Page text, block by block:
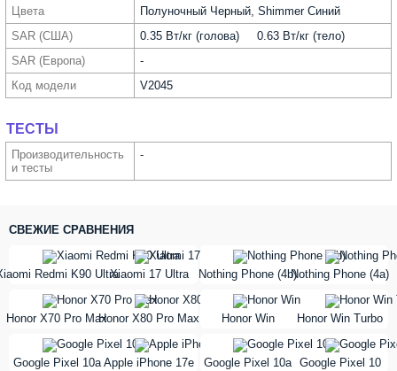
Цвета
Полуночный Черный, Shimmer Синий
SAR (США)
0.35 Вт/кг (голова) 0.63 Вт/кг (тело)
SAR (Европа)
-
Код модели
V2045
ТЕСТЫ
Производи­тельность
и тесты
-
СВЕЖИЕ СРАВНЕНИЯ
Redmi K90 Ultra
vs
Xiaomi 17 Ultra
Nothing Phone (4b)
vs
Nothing Phone (4a)
Honor X70 Pro Max
vs
Honor X80 Pro Max
Honor Win
vs
Honor Win Turbo
Google Pixel 10a
vs
Apple iPhone 17e
Google Pixel 10a
vs
Google Pixel 10